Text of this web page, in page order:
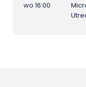
wo 16:00